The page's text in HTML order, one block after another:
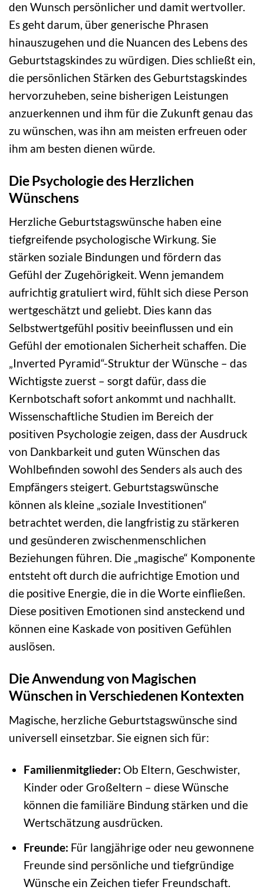
den Wunsch persönlicher und damit wertvoller.
Es geht darum, über generische Phrasen
hinauszugehen und die Nuancen des Lebens des
Geburtstagskindes zu würdigen. Dies schließt ein,
die persönlichen Stärken des Geburtstagskindes
hervorzuheben, seine bisherigen Leistungen
anzuerkennen und ihm für die Zukunft genau das
zu wünschen, was ihn am meisten erfreuen oder
ihm am besten dienen würde.
Die Psychologie des Herzlichen
Wünschens
Herzliche Geburtstagswünsche haben eine
tiefgreifende psychologische Wirkung. Sie
stärken soziale Bindungen und fördern das
Gefühl der Zugehörigkeit. Wenn jemandem
aufrichtig gratuliert wird, fühlt sich diese Person
wertgeschätzt und geliebt. Dies kann das
Selbstwertgefühl positiv beeinflussen und ein
Gefühl der emotionalen Sicherheit schaffen. Die
„Inverted Pyramid“-Struktur der Wünsche – das
Wichtigste zuerst – sorgt dafür, dass die
Kernbotschaft sofort ankommt und nachhallt.
Wissenschaftliche Studien im Bereich der
positiven Psychologie zeigen, dass der Ausdruck
von Dankbarkeit und guten Wünschen das
Wohlbefinden sowohl des Senders als auch des
Empfängers steigert. Geburtstagswünsche
können als kleine „soziale Investitionen“
betrachtet werden, die langfristig zu stärkeren
und gesünderen zwischenmenschlichen
Beziehungen führen. Die „magische“ Komponente
entsteht oft durch die aufrichtige Emotion und
die positive Energie, die in die Worte einfließen.
Diese positiven Emotionen sind ansteckend und
können eine Kaskade von positiven Gefühlen
auslösen.
Die Anwendung von Magischen
Wünschen in Verschiedenen Kontexten
Magische, herzliche Geburtstagswünsche sind
universell einsetzbar. Sie eignen sich für:
Familienmitglieder: Ob Eltern, Geschwister,
Kinder oder Großeltern – diese Wünsche
können die familiäre Bindung stärken und die
Wertschätzung ausdrücken.
Freunde: Für langjährige oder neu gewonnene
Freunde sind persönliche und tiefgründige
Wünsche ein Zeichen tiefer Freundschaft.